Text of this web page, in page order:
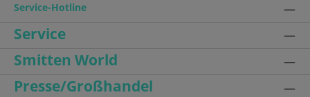
Service-Hotline
Service
Smitten World
Presse/Großhandel